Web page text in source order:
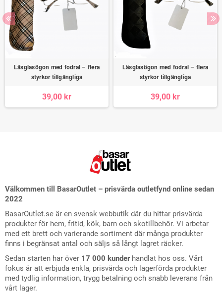
Läsglasögon med fodral – flera
styrkor tillgängliga
39,00 kr
Läsglasögon med fodral – flera
styrkor tillgängliga
39,00 kr
Välkommen till BasarOutlet – prisvärda outletfynd online sedan
2022
BasarOutlet.se är en svensk webbutik där du hittar prisvärda
produkter för hem, fritid, kök, barn och skotillbehör. Vi arbetar
med ett brett och varierande sortiment där många produkter
finns i begränsat antal och säljs så långt lagret räcker.
Sedan starten har över 17 000 kunderhandlat hos oss. Vårt
fokus är att erbjuda enkla, prisvärda och lagerförda produkter
med tydlig information, trygg betalning och snabb leverans från
vårt lager.